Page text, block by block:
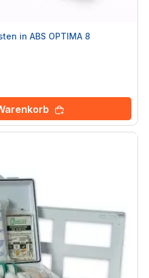
in ABS OPTIMA 8